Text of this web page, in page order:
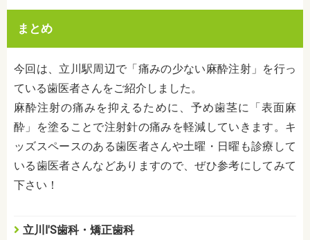
まとめ
今回は、立川駅周辺で「痛みの少ない麻酔注射」を行っ
ている歯医者さんをご紹介しました。
麻酔注射の痛みを抑えるために、予め歯茎に「表面麻
酔」を塗ることで注射針の痛みを軽減していきます。キ
ッズスペースのある歯医者さんや土曜・日曜も診療して
いる歯医者さんなどありますので、ぜひ参考にしてみて
下さい！
立川I'S歯科・矯正歯科